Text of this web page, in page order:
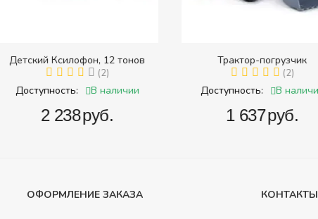
12 тонов
(2)
В наличии
руб.
Трактор-погрузчик
(2)
Доступность: В наличии
руб.
ОФОРМЛЕНИЕ ЗАКАЗА КОНТАКТЫ